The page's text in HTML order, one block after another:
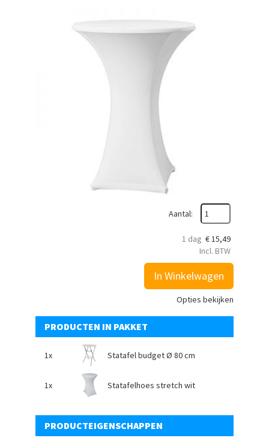
Aantal:
1 dag €15,49
Incl. BTW
In Winkelwagen
Opties bekijken
PRODUCTEN IN PAKKET
1x Statafel budget Ø 80 cm
1x Statafelhoes stretch wit
PRODUCTEIGENSCHAPPEN